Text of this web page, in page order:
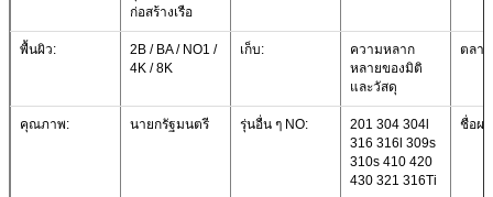
ก่อสร้างเรือ
พื้นผิว:
2B / BA / NO1 /
4K / 8K
เก็บ:
ความหลาก
หลายของมิติ
และวัสดุ
ตลา
คุณภาพ: นายกรัฐมนตรี รุ่นอื่น ๆ NO:
201 304 304l
316 316l 309s
310s 410 420
430 321 316Ti
ชื่อผ